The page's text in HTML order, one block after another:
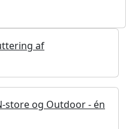
af
store og Outdoor - én